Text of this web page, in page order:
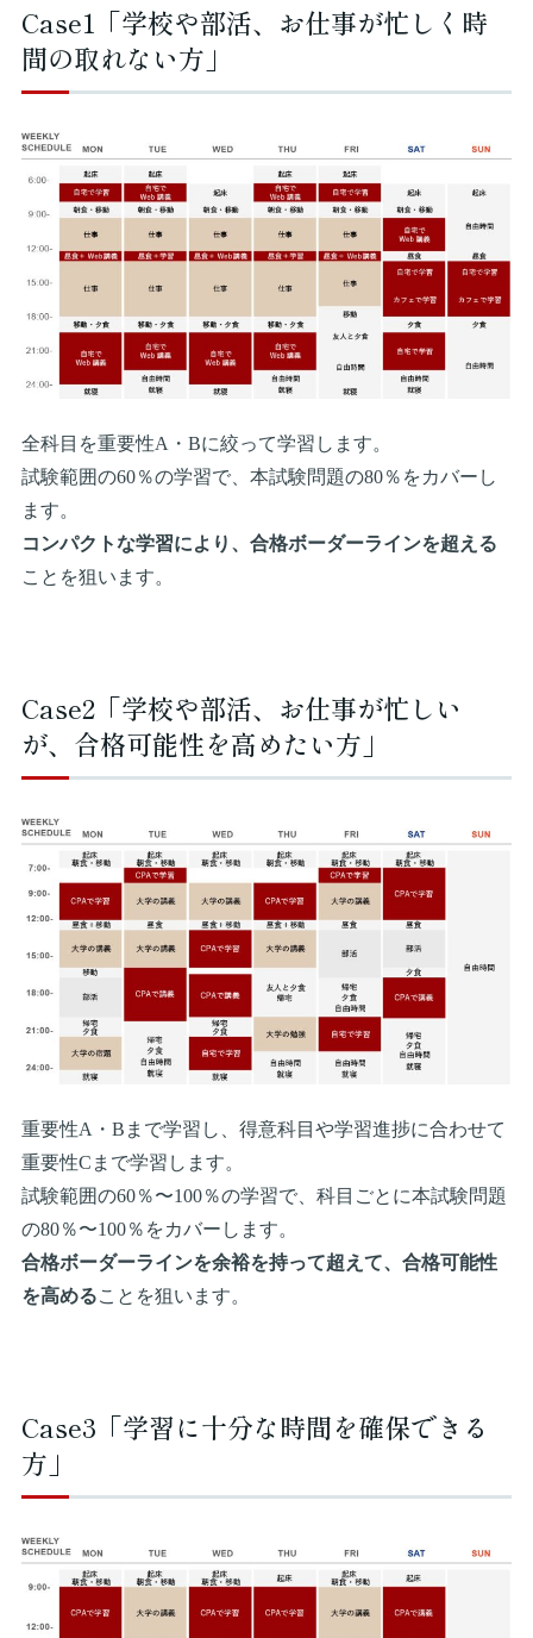
Case1「学校や部活、お仕事が忙しく時
間の取れない方」
全科目を重要性A・Bに絞って学習します。
試験範囲の60％の学習で、本試験問題の80％をカバーし
ます。
コンパクトな学習により、合格ボーダーラインを超える
ことを狙います。
Case2「学校や部活、お仕事が忙しい
が、合格可能性を高めたい方」
重要性A・Bまで学習し、得意科目や学習進捗に合わせて
重要性Cまで学習します。
試験範囲の60％〜100％の学習で、科目ごとに本試験問題
の80％〜100％をカバーします。
合格ボーダーラインを余裕を持って超えて、合格可能性
を高めることを狙います。
Case3「学習に十分な時間を確保できる
方」